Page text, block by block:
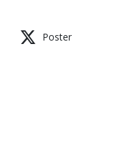
Poster